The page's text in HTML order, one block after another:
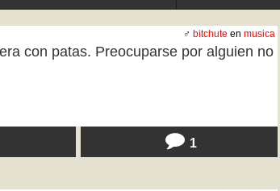
♂ bitchute en musica
con patas. Preocuparse por alguien no
1